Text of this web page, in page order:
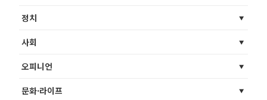
정치
사회
오피니언
문화·라이프